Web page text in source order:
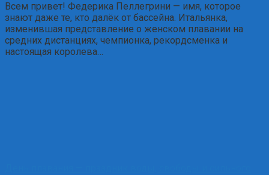
Всем привет! Федерика Пеллегрини — имя, которое
знают даже те, кто далёк от бассейна. Итальянка,
изменившая представление о женском плавании на
средних дистанциях, чемпионка, рекордсменка и
настоящая королева…